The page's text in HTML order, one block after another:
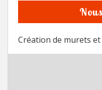
Création de murets